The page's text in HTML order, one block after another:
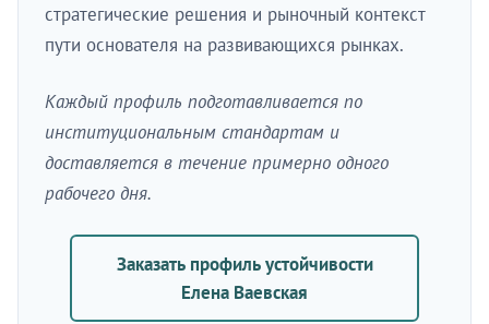
стратегические решения и рыночный контекст
пути основателя на развивающихся рынках.
Каждый профиль подготавливается по
институциональным стандартам и
доставляется в течение примерно одного
рабочего дня.
Заказать профиль устойчивости
Елена Ваевская